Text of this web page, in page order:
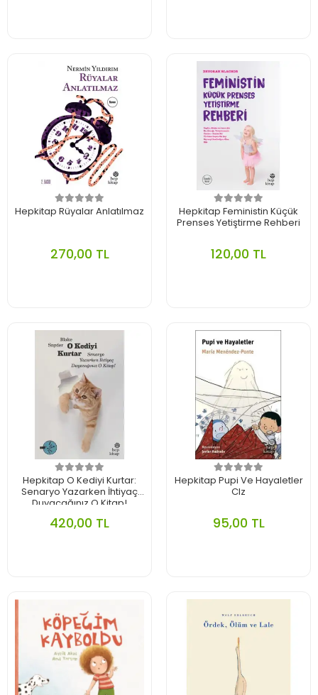
Hepkitap Rüyalar Anlatılmaz
270,00 TL
Hepkitap Feministin Küçük
Prenses Yetiştirme Rehberi
120,00 TL
Hepkitap O Kediyi Kurtar:
Senaryo Yazarken İhtiyaç
Duyacağınız O Kitap!
420,00 TL
Hepkitap Pupi Ve Hayaletler
Clz
95,00 TL